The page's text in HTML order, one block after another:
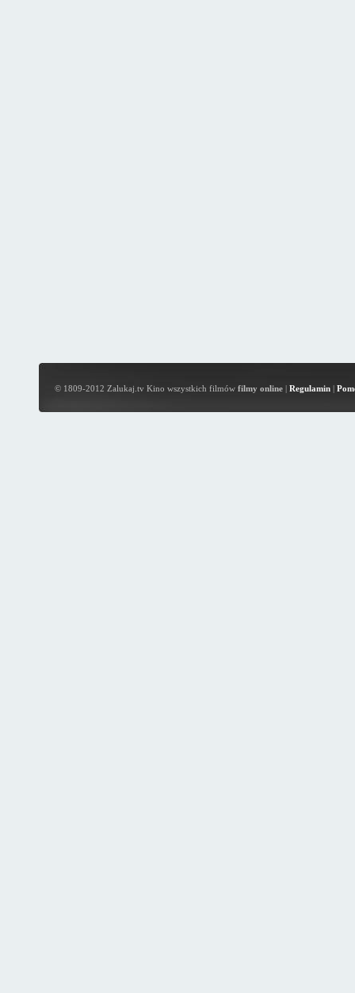
© 1809-2012 Zalukaj.tv Kino wszystkich filmów filmy online| Regulamin|